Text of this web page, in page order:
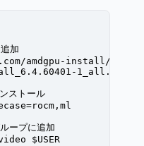
加
amdgpu-install/
1_all.deb
ストール
ープに追加
$USER